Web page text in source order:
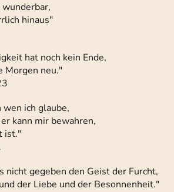
hinaus"
hat noch kein Ende,
Morgen neu."
ich glaube,
kann mir bewahren,
ist."
nicht gegeben den Geist der Furcht,
der Liebe und der Besonnenheit."